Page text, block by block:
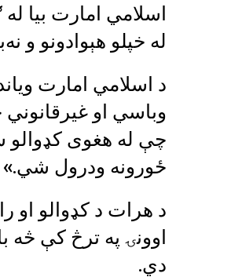
اسلامي امارت بیا
له خپلو هېوادونو و
د اسلامي امارت
وباسي او غیرقانوني
چې له هغوی کډوالو
ځورونه ودرول شي.»
د هرات د کډوالو او
دي.